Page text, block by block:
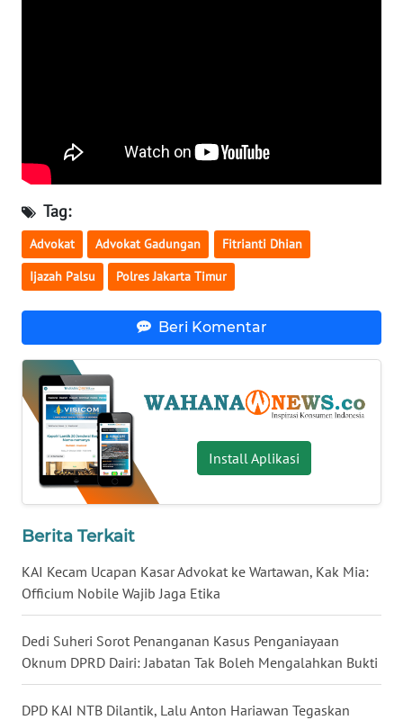
Tag:
Advokat Advokat Gadungan Fitrianti Dhian
Ijazah Palsu Polres Jakarta Timur
Beri Komentar
Install Aplikasi
Berita Terkait
KAI Kecam Ucapan Kasar Advokat ke Wartawan, Kak Mia:
Officium Nobile Wajib Jaga Etika
Dedi Suheri Sorot Penanganan Kasus Penganiayaan
Oknum DPRD Dairi: Jabatan Tak Boleh Mengalahkan Bukti
DPD KAI NTB Dilantik, Lalu Anton Hariawan Tegaskan
SIBER
REDAKSI
KARIR
DISCLAIMER
Wahana
Regional
WN
SUMUT
WN
WN
JABAR
WN
BANTEN
WN